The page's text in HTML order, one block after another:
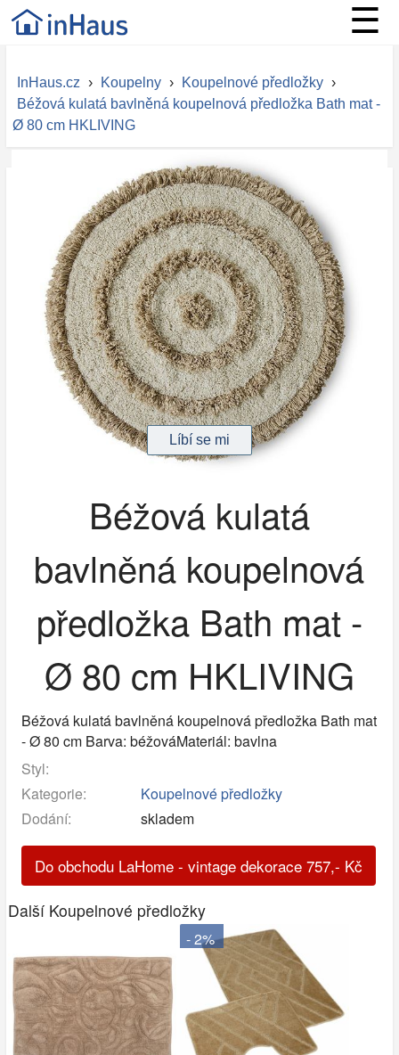
☰
InHaus.cz › Koupelny › Koupelnové předložky ›
Béžová kulatá bavlněná koupelnová předložka Bath mat -
Ø 80 cm HKLIVING
Béžová kulatá
bavlněná koupelnová
předložka Bath mat -
Ø 80 cm HKLIVING
Béžová kulatá bavlněná koupelnová předložka Bath mat
- Ø 80 cm Barva: béžováMateriál: bavlna
Styl:
Kategorie:
Koupelnové předložky
Dodání:
skladem
Do obchodu LaHome - vintage dekorace 757,- Kč
Další Koupelnové předložky
- 2%